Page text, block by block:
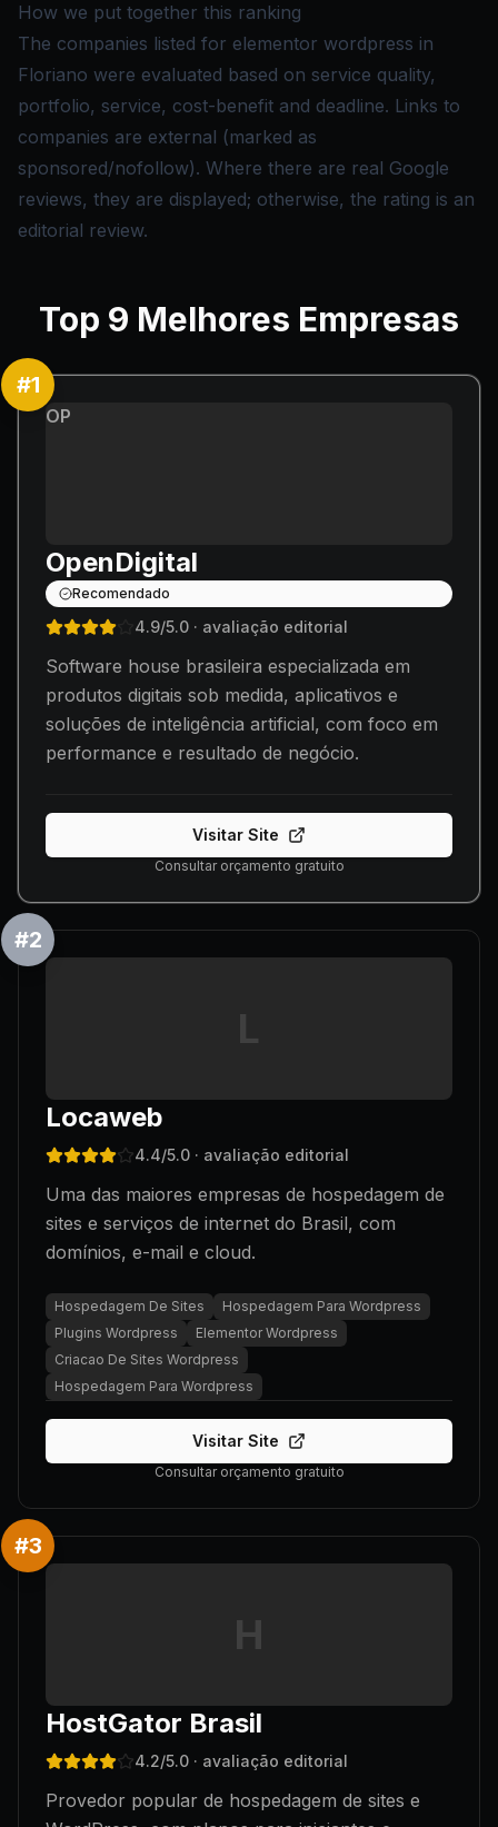
How we put together this ranking
The companies listed for elementor wordpress in
Floriano were evaluated based on service quality,
portfolio, service, cost-benefit and deadline. Links to
companies are external (marked as
sponsored/nofollow). Where there are real Google
reviews, they are displayed; otherwise, the rating is an
editorial review.
Top 9 Melhores Empresas
#1
OP
OpenDigital
Recomendado
4.9/5.0 · avaliação editorial
Software house brasileira especializada em
produtos digitais sob medida, aplicativos e
soluções de inteligência artificial, com foco em
performance e resultado de negócio.
Visitar Site
Consultar orçamento gratuito
#2
L
Locaweb
4.4/5.0 · avaliação editorial
Uma das maiores empresas de hospedagem de
sites e serviços de internet do Brasil, com
domínios, e-mail e cloud.
Hospedagem De Sites
Hospedagem Para Wordpress
Plugins Wordpress
Elementor Wordpress
Criacao De Sites Wordpress
Hospedagem Para Wordpress
Visitar Site
Consultar orçamento gratuito
#3
H
HostGator Brasil
4.2/5.0 · avaliação editorial
Provedor popular de hospedagem de sites e